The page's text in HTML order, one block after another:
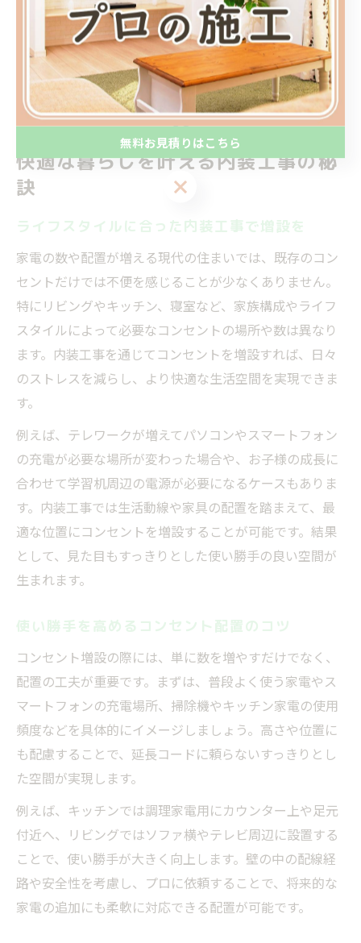
声も多く寄せられています。内装工事の専門家に依頼す
ることで、暮らしの利便性と安全性を両立し、後悔のな
い住まいづくりが実現できます。
快適な暮らしを叶える内装工事の秘
訣
ライフスタイルに合った内装工事で増設を
家電の数や配置が増える現代の住まいでは、既存のコン
セントだけでは不便を感じることが少なくありません。
特にリビングやキッチン、寝室など、家族構成やライフ
スタイルによって必要なコンセントの場所や数は異なり
ます。内装工事を通じてコンセントを増設すれば、日々
のストレスを減らし、より快適な生活空間を実現できま
す。
例えば、テレワークが増えてパソコンやスマートフォン
の充電が必要な場所が変わった場合や、お子様の成長に
合わせて学習机周辺の電源が必要になるケースもありま
す。内装工事では生活動線や家具の配置を踏まえて、最
適な位置にコンセントを増設することが可能です。結果
として、見た目もすっきりとした使い勝手の良い空間が
生まれます。
使い勝手を高めるコンセント配置のコツ
コンセント増設の際には、単に数を増やすだけでなく、
配置の工夫が重要です。まずは、普段よく使う家電やス
マートフォンの充電場所、掃除機やキッチン家電の使用
頻度などを具体的にイメージしましょう。高さや位置に
も配慮することで、延長コードに頼らないすっきりとし
た空間が実現します。
例えば、キッチンでは調理家電用にカウンター上や足元
付近へ、リビングではソファ横やテレビ周辺に設置する
ことで、使い勝手が大きく向上します。壁の中の配線経
路や安全性を考慮し、プロに依頼することで、将来的な
家電の追加にも柔軟に対応できる配置が可能です。
無料お見積りはこちら
無料お見積りはこちら